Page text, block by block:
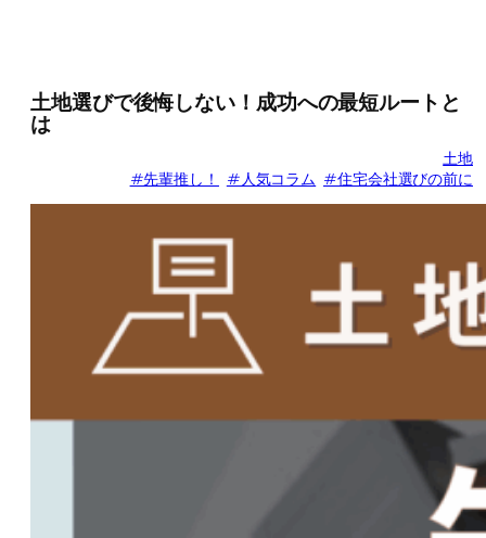
土地選びで後悔しない！成功への最短ルートと
は
土地
#先輩推し！
#人気コラム #住宅会社選びの前に